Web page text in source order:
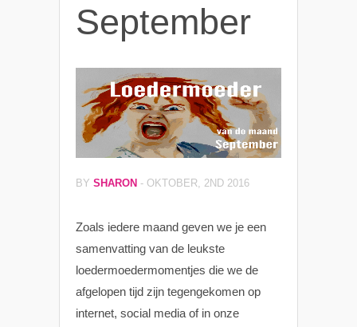
September
BY SHARON - OKTOBER, 2ND 2016
Zoals iedere maand geven we je een
samenvatting van de leukste
loedermoedermomentjes die we de
afgelopen tijd zijn tegengekomen op
internet, social media of in onze